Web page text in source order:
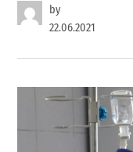
by
22.06.2021